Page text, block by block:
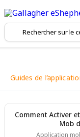
Guides de
Comment Activer
Mob
Application